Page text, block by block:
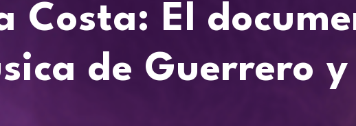
Costa: El
de Guerrero